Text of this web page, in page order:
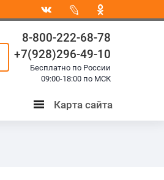
8-800-222-68-78
+7(928)296-49-10
Бесплатно по России
09:00-18:00 по МСК
Карта
сайта
Карта сайта